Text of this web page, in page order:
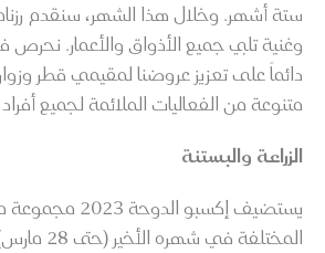
ستة أشهر. وخلال هذا الشهر، سنقدم
وغنية تلبي جميع الأذواق والأعمار.
دائماً على تعزيز عروضنا لمقيمي قطر
متنوعة من الفعاليات الملائمة لجميع أفراد
الزراعة والبستنة
يستضيف إكسبو
المختلفة في